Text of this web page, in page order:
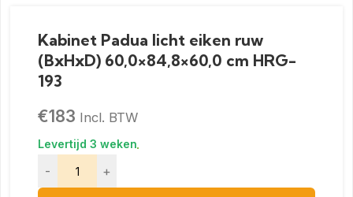
Kabinet Padua licht eiken ruw
(BxHxD) 60,0×84,8×60,0 cm HRG-
193
€183 Incl. BTW
- +